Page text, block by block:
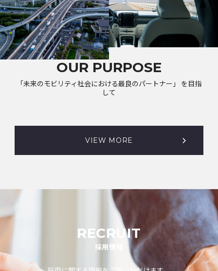
OUR PURPOSE
「未来のモビリティ社会における最良のパートナー」 を目指
して
VIEW MORE
RECRUIT
採用情報